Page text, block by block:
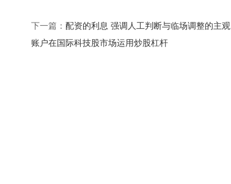
下一篇： 配资的利息 强调人工判断与临场调整的主观
账户在国际科技股市场运用炒股杠杆